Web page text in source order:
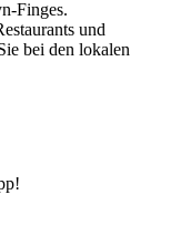
Finges.
und
bei den lokalen